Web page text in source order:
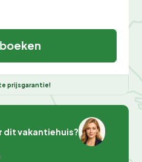
prijsgarantie!
dit vakantiehuis?